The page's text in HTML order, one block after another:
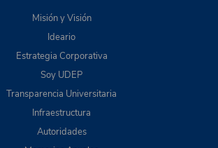
Misión y Visión
Ideario
Estrategia Corporativa
Soy UDEP
Transparencia Universitaria
Infraestructura
Autoridades